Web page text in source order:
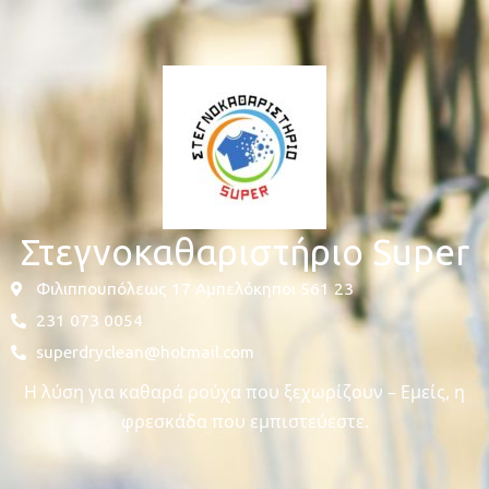
Στεγνοκαθαριστήριο Super
Φιλιππουπόλεως 17 Αμπελόκηποι 561 23
231 073 0054
superdryclean@hotmail.com
Η λύση για καθαρά ρούχα που ξεχωρίζουν – Εμείς, η
φρεσκάδα που εμπιστεύεστε.